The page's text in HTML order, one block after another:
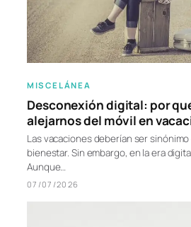
MISCELÁNEA
Desconexión digital: por
alejarnos del móvil en
Las vacaciones deberían ser
bienestar. Sin embargo, en la era
Aunque…
07/07/2026